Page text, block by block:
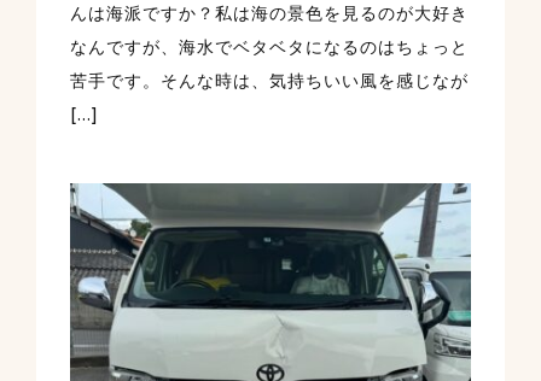
んは海派ですか？私は海の景色を見るのが大好き
なんですが、海水でベタベタになるのはちょっと
苦手です。そんな時は、気持ちいい風を感じなが
[…]